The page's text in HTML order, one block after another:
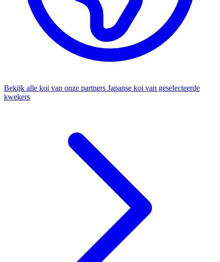
Bekijk alle koi van onze partners Japanse koi van geselecteerde
kwekers